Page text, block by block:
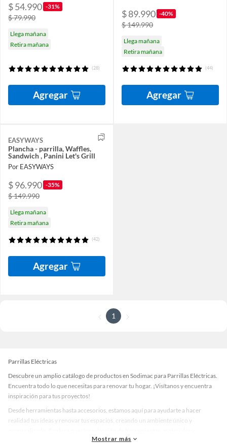
$ 54.990 -31%
$ 79.990
Llega mañana
Retira mañana
(28)
Agregar
$ 89.990 -40%
$ 149.990
Llega mañana
Retira mañana
(44)
Agregar
EASYWAYS
Plancha - parrilla, Waffles,
Sandwich , Panini Let's Grill
Por EASYWAYS
$ 96.990 -35%
$ 149.990
Llega mañana
Retira mañana
(42)
Agregar
1
Parrillas Eléctricas
Descubre un amplio catálogo de productos en Sodimac para Parrillas Eléctricas.
Encuentra todo lo que necesitas para renovar tu hogar. ¡Visítanos y encuentra
inspiración para tus proyectos!
Desde herramientas hasta accesorios, estamos aquí para ayudarte a hacer
realidad tus ideas y renovar tus espacios, creando un ambiente único y
accesorios de calidad que te ayudarán a crear un espacio más tú.
Mostrar más